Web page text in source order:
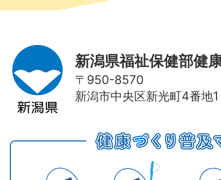
新潟県福祉保健部健
〒950-8570
新潟市中央区新光町4番地1